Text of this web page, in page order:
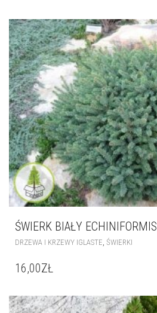
ŚWIERK BIAŁY ECHINIFORMIS
DRZEWA I KRZEWY IGLASTE, ŚWIERKI
16,00ZŁ